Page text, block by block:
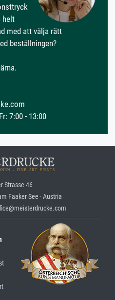
helt
med att välja rätt
beställningen?
7:00 - 13:00
Strasse 46
Faaker See · Austria